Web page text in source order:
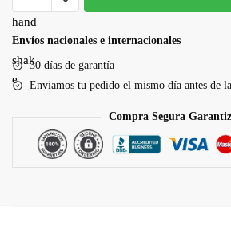
Envíos nacionales e internacionales
30 días de garantía
Enviamos tu pedido el mismo día antes de
Compra Segura